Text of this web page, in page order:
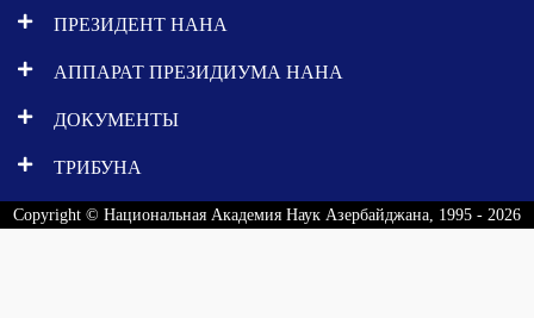
ПРЕЗИДЕНТ НАНА
АППАРАТ ПРЕЗИДИУМА НАНА
ДОКУМЕНТЫ
ТРИБУНА
Copyright © Национальная Академия Наук Азербайджана, 1995 - 2026